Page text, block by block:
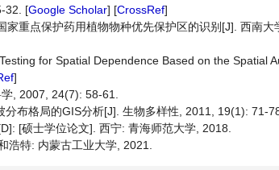
32. [Google Scholar] [CrossRef]
重点保护药用植物物种优先保护区的识别[J]. 西南大
for Spatial Dependence Based on the Spatial
]
, 2007, 24(7): 58-61.
布格局的GIS分析[J]. 生物多样性, 2011, 19(1): 71-
[硕士学位论文]. 西宁: 青海师范大学, 2018.
浩特: 内蒙古工业大学, 2021.